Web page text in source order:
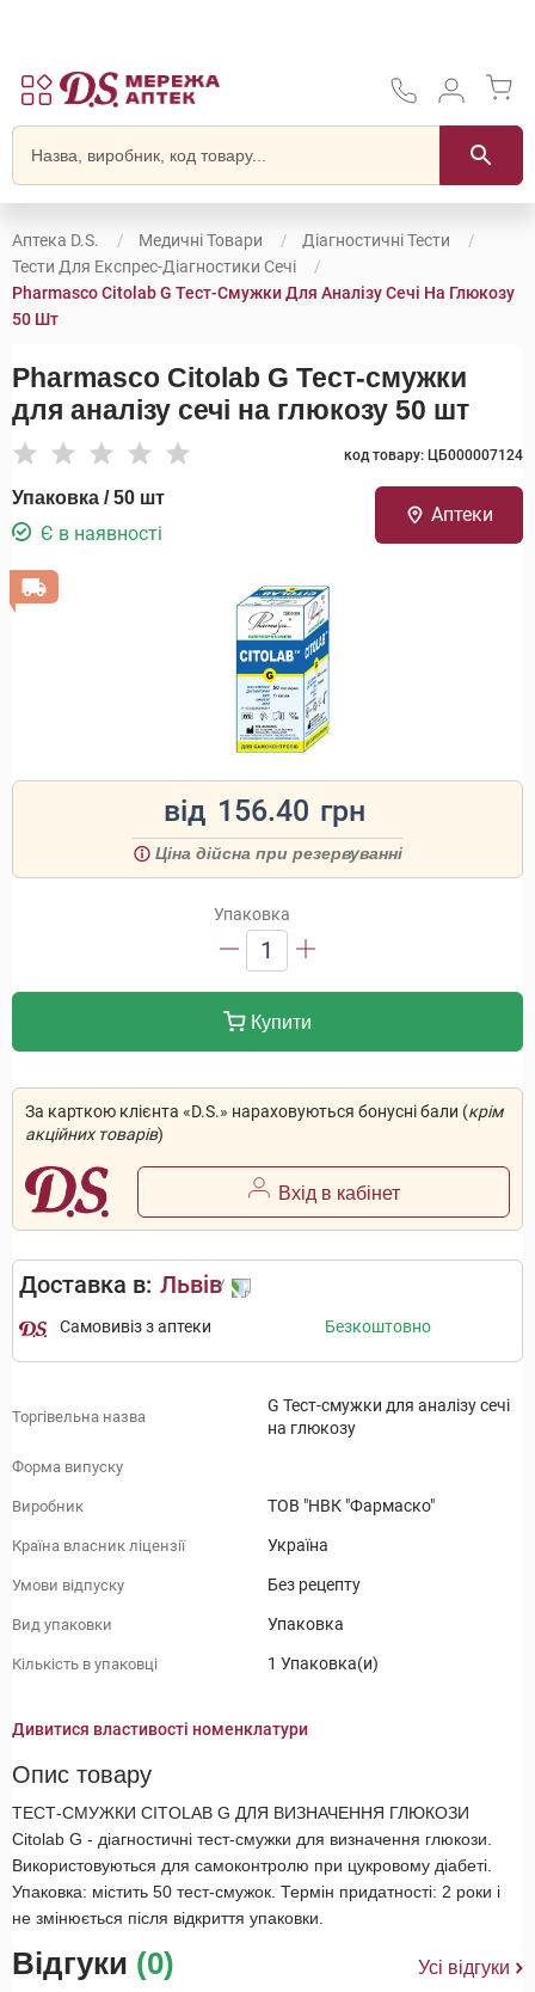
Аптека D.S. Медичні Товари
Діагностичні Тести
Тести Для Експрес-Діагностики Сечі
Pharmasco Citolab G Тест-Смужки Для Аналізу Сечі На Глюкозу
50 Шт
Pharmasco Citolab G Тест-смужки
для аналізу сечі на глюкозу 50 шт
код товару: ЦБ000007124
Упаковка / 50 шт
Є в наявності
Аптеки
від 156.40 грн
Ціна дійсна при резервуванні
Упаковка
1
Купити
За карткою клієнта «D.S.» нараховуються бонусні бали (крім
акційних товарів)
Вхід в кабінет
Доставка в: Львів
Самовивіз з аптеки Безкоштовно
Торгівельна назва
G Тест-смужки для аналізу сечі
на глюкозу
Форма випуску
Виробник ТОВ "НВК "Фармаско"
Країна власник ліцензії Україна
Умови відпуску Без рецепту
Вид упаковки Упаковка
Кількість в упаковці 1 Упаковка(и)
Дивитися властивості номенклатури
Опис товару
ТЕСТ-СМУЖКИ CITOLAB G ДЛЯ ВИЗНАЧЕННЯ ГЛЮКОЗИ
Citolab G - діагностичні тест-смужки для визначення глюкози.
Використовуються для самоконтролю при цукровому діабеті.
Упаковка: містить 50 тест-смужок. Термін придатності: 2 роки і
не змінюється після відкриття упаковки.
Відгуки (0) Усі відгуки